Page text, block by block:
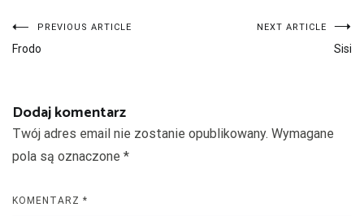
Nawigacja
PREVIOUS ARTICLE
Frodo
NEXT ARTICLE
Sisi
Dodaj komentarz
Twój adres email nie zostanie opublikowany. Wymagane
pola są oznaczone *
KOMENTARZ *